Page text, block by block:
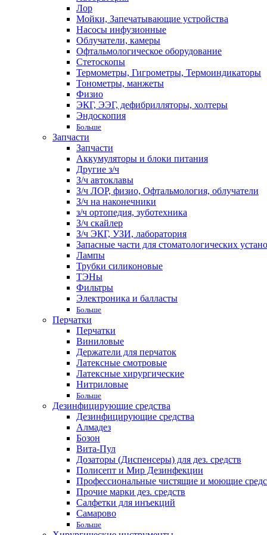
Лор
Мойки, Запечатывающие устройства
Насосы инфузионные
Облучатели, камеры
Офтальмологическое оборудование
Стетоскопы
Термометры, Гигрометры, Термоиндикаторы
Тонометры, манжеты
Физио
ЭКГ, ЭЭГ, дефибрилляторы, холтеры
Эндоскопия
Больше
Запчасти
Запчасти
Аккумуляторы и блоки питания
Другие з/ч
З/ч автоклавы
З/ч ЛОР, физио, Офтальмология, облучатели
З/ч на наконечники
з/ч ортопедия, зуботехника
З/ч скайлер
З/ч ЭКГ, УЗИ, лаборатория
Запасные части для стоматологических
Лампы
Трубки силиконовые
ТЭНы
Фильтры
Электроника и балласты
Больше
Перчатки
Перчатки
Виниловые
Держатели для перчаток
Латексные смотровые
Латексные хирургические
Нитриловые
Больше
Дезинфицирующие средства
Дезинфицирующие средства
Алмадез
Бозон
Вита-Пул
Дозаторы (Диспенсеры) для дез. средств
Полисепт и Мир Дезинфекции
Профессиональные чистящие и моющие
Прочие марки дез. средств
Салфетки для инъекций
Самарово
Больше